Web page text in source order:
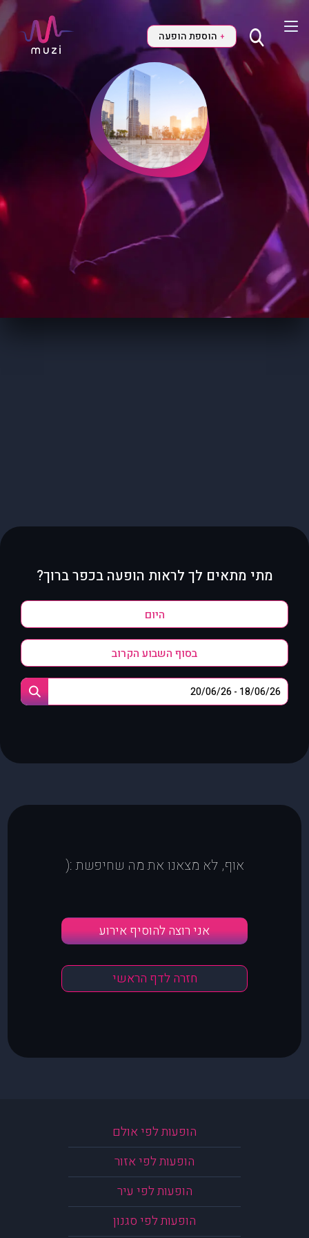
+ הוספת הופעה
מתי מתאים לך לראות הופעה בכפר ברוך?
היום
בסוף השבוע הקרוב
אוף, לא מצאנו את מה שחיפשת :(
אני רוצה להוסיף אירוע
חזרה לדף הראשי
הופעות לפי אולם
הופעות לפי אזור
הופעות לפי עיר
הופעות לפי סגנון